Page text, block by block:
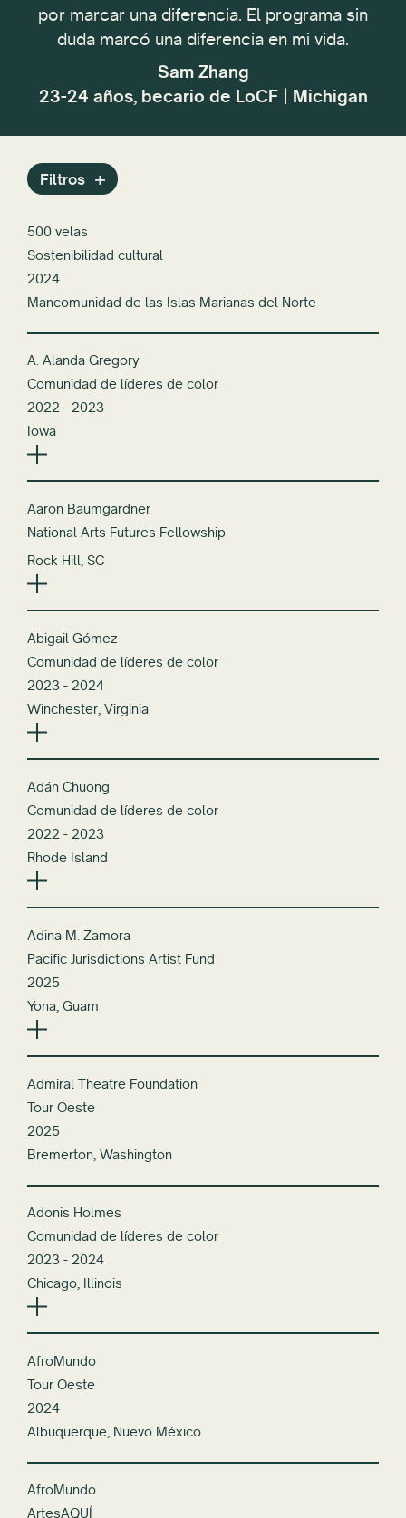
por marcar una diferencia. El programa sin
duda marcó una diferencia en mi vida.
Sam Zhang
23-24 años, becario de LoCF | Michigan
Filtros
500 velas
Sostenibilidad cultural
2024
Mancomunidad de las Islas Marianas del Norte
A. Alanda Gregory
Comunidad de líderes de color
2022 - 2023
Iowa
Aaron Baumgardner
National Arts Futures Fellowship
Rock Hill, SC
Abigail Gómez
Comunidad de líderes de color
2023 - 2024
Winchester, Virginia
Adán Chuong
Comunidad de líderes de color
2022 - 2023
Rhode Island
Adina M. Zamora
Pacific Jurisdictions Artist Fund
2025
Yona, Guam
Admiral Theatre Foundation
Tour Oeste
2025
Bremerton, Washington
Adonis Holmes
Comunidad de líderes de color
2023 - 2024
Chicago, Illinois
AfroMundo
Tour Oeste
2024
Albuquerque, Nuevo México
AfroMundo
ArtesAQUÍ